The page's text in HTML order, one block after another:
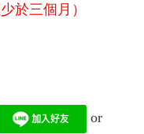
於三個月）
or